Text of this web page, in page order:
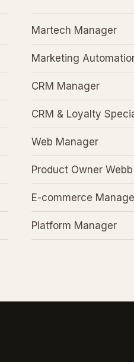
Martech Manager
Marketing
CRM Manager
CRM & Loyalty
Web Manager
Product Owner Webb
E-commerce
Platform Manager